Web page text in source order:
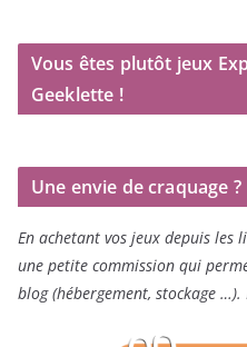
Vous êtes plutôt jeux
Geeklette !
Une envie de craquage ?
En achetant vos jeux depuis les
une petite commission qui
blog (hébergement, stockage